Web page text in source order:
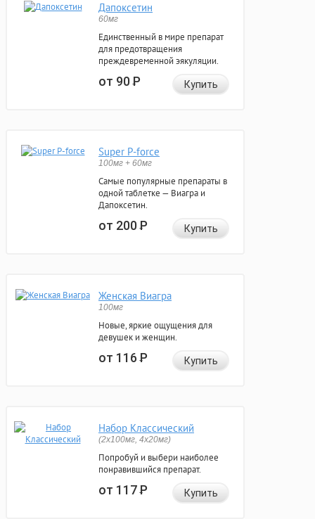
Дапоксетин
60мг
Единственный в мире препарат
для предотвращения
преждевременной эякуляции.
от 90Р Купить
Super P-force
100мг + 60мг
Самые популярные препараты в
одной таблетке — Виагра и
Дапоксетин.
от 200Р Купить
Женская Виагра
100мг
Новые, яркие ощущения для
девушек и женщин.
от 116Р Купить
Набор Классический
(2x100мг, 4x20мг)
Попробуй и выбери наиболее
понравившийся препарат.
от 117Р Купить